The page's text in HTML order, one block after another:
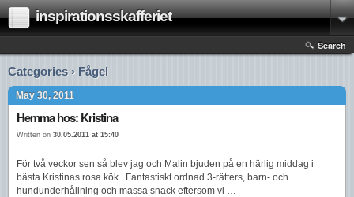
inspirationsskafferiet
Search
Categories › Fågel
May 30, 2011
Hemma hos: Kristina
Written on 30.05.2011 at 15:40
För två veckor sen så blev jag och Malin bjuden på en härlig middag i
bästa Kristinas rosa kök. Fantastiskt ordnad 3-rätters, barn- och
hundunderhållning och massa snack eftersom vi …